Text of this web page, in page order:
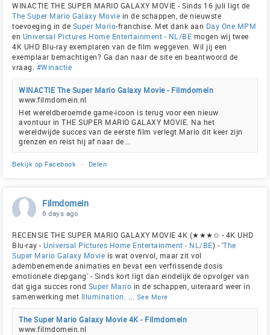
WINACTIE THE SUPER MARIO GALAXY MOVIE - Sinds 16 juli ligt de
The Super Mario Galaxy Movie in de schappen, de nieuwste
toevoeging in de Super Mario-franchise. Met dank aan Day One MPM
en Universal Pictures Home Entertainment - NL/BE mogen wij twee
4K UHD Blu-ray exemplaren van de film weggeven. Wil jij een
exemplaar bemachtigen? Ga dan naar de site en beantwoord de
vraag. #Winactie
WINACTIE The Super Mario Galaxy Movie - Filmdomein
www.filmdomein.nl
Het wereldberoemde game-icoon is terug voor een nieuw
avontuur in THE SUPER MARIO GALAXY MOVIE. Na het
wereldwijde succes van de eerste film verlegt Mario dit keer zijn
grenzen en reist hij af naar de...
Bekijk op Facebook · Delen
Filmdomein
6 days ago
RECENSIE THE SUPER MARIO GALAXY MOVIE 4K (★★★✩ - 4K UHD
Blu-ray - Universal Pictures Home Entertainment - NL/BE) - 'The
Super Mario Galaxy Movie is wat overvol, maar zit vol
adembenemende animaties en bevat een verfrissende dosis
emotionele diepgang' - Sinds kort ligt dan eindelijk de opvolger van
dat giga succes rond Super Mario in de schappen, uiteraard weer in
samenwerking met Illumination See More
The Super Mario Galaxy Movie 4K - Filmdomein
www.filmdomein.nl